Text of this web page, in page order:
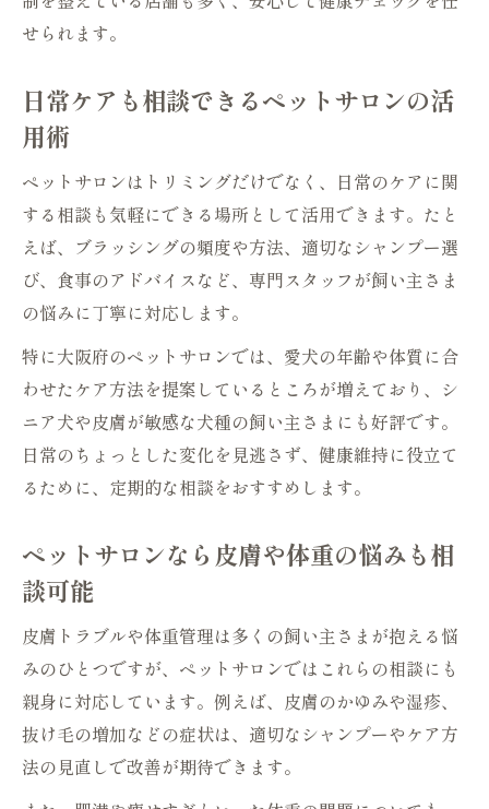
高齢犬の悩みに応えるペットサロンの特徴
とは
相談
び
トリミングと健康相談が一体化した新しい体験
ペットサロンのトリミングと健康相談の連
携事例
ワンストップで受けられるペットサロンの
魅力
健康相談とトリミングを同時に体験するメ
リット
ペットサロンの一体型サービスで安心ケア
実現
ロン
心身ケアを学べるペットサロンの魅力とは
ペットサロンで学ぶ愛犬の心と体のケア方
法
飼い主向け健康相談セミナーを行うペット
サロン
心身ケアに強いペットサロンの選び方と特
せられます。
日常ケアも相談できるペットサロンの活
用術
ペットサロンはトリミングだけでなく、日常のケアに関
する相談も気軽にできる場所として活用できます。たと
えば、ブラッシングの頻度や方法、適切なシャンプー選
び、食事のアドバイスなど、専門スタッフが飼い主さま
の悩みに丁寧に対応します。
特に大阪府のペットサロンでは、愛犬の年齢や体質に合
わせたケア方法を提案しているところが増えており、シ
ニア犬や皮膚が敏感な犬種の飼い主さまにも好評です。
日常のちょっとした変化を見逃さず、健康維持に役立て
るために、定期的な相談をおすすめします。
ペットサロンなら皮膚や体重の悩みも相
談可能
皮膚トラブルや体重管理は多くの飼い主さまが抱える悩
みのひとつですが、ペットサロンではこれらの相談にも
親身に対応しています。例えば、皮膚のかゆみや湿疹、
抜け毛の増加などの症状は、適切なシャンプーやケア方
法の見直しで改善が期待できます。